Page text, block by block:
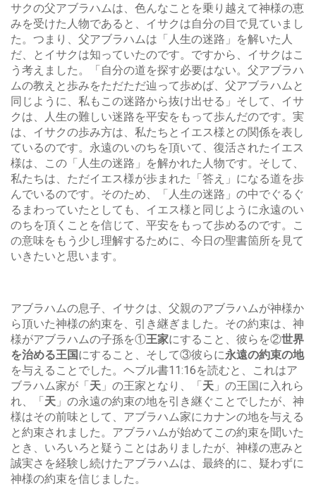
サクの父アブラハムは、色んなことを乗り越えて神様の恵
みを受けた人物であると、イサクは自分の目で見ていまし
た。つまり、父アブラハムは「人生の迷路」を解いた人
だ、とイサクは知っていたのです。ですから、イサクはこ
う考えました。「自分の道を探す必要はない。父アブラハ
ムの教えと歩みをただただ辿って歩めば、父アブラハムと
同じように、私もこの迷路から抜け出せる」そして、イサ
クは、人生の難しい迷路を平安をもって歩んだのです。実
は、イサクの歩み方は、私たちとイエス様との関係を表し
ているのです。永遠のいのちを頂いて、復活されたイエス
様は、この「人生の迷路」を解かれた人物です。そして、
私たちは、ただイエス様が歩まれた「答え」になる道を歩
んでいるのです。そのため、「人生の迷路」の中でぐるぐ
るまわっていたとしても、イエス様と同じように永遠のい
のちを頂くことを信じて、平安をもって歩めるのです。こ
の意味をもう少し理解するために、今日の聖書箇所を見て
いきたいと思います。
アブラハムの息子、イサクは、父親のアブラハムが神様か
ら頂いた神様の約束を、引き継ぎました。その約束は、神
様がアブラハムの子孫を①王家にすること、彼らを②世界
を治める王国にすること、そして③彼らに永遠の約束の地
を与えることでした。ヘブル書11:16を読むと、これはア
ブラハム家が「天 」の王家となり、「天 」の王国に入れら
れ、「天 」の永遠の約束の地を引き継ぐことでしたが、神
様はその前味として、アブラハム家にカナンの地を与える
と約束されました。アブラハムが始めてこの約束を聞いた
とき、いろいろと疑うことはありましたが、神様の恵みと
誠実さを経験し続けたアブラハムは、最終的に、疑わずに
神様の約束を信じました。